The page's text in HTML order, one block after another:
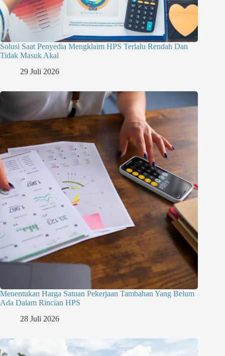
Solusi Saat Penyedia Mengklaim HPS Terlalu Rendah Dan
Tidak Masuk Akal
29 Juli 2026
Menentukan Harga Satuan Pekerjaan Tambahan Yang Belum
Ada Dalam Rincian HPS
28 Juli 2026